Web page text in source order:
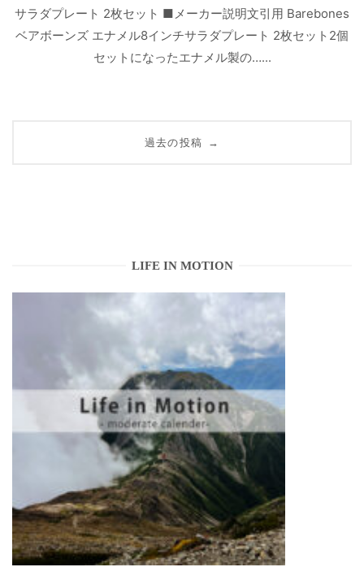
サラダプレート 2枚セット ■メーカー説明文引用 Barebones
ベアボーンズ エナメル8インチサラダプレート 2枚セット2個
セットになったエナメル製の…...
過去の投稿 →
LIFE IN MOTION